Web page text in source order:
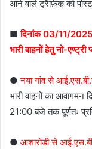
आने वाले ट्रैफ़िक को पोस्ट
■दिनांक 03/11/
भारी वाहनों हेतु नो-एण्ट्री
●नया गांव से
भारी वाहनों का
21:00 बजे तक पूर्णतः
● आशारोडी से